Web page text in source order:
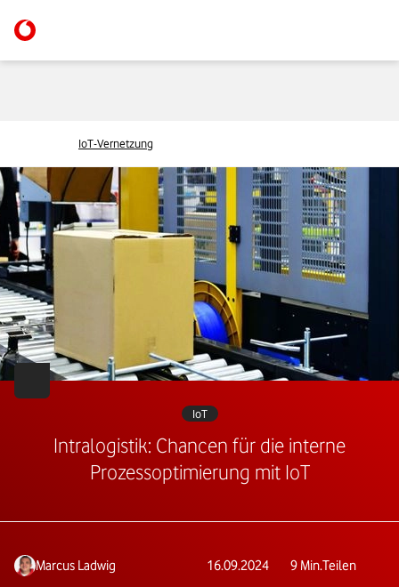
IoT-Vernetzung
IoT
Intralogistik: Chancen für die interne
Prozessoptimierung mit IoT
Marcus Ladwig 16.09.2024 9 Min.Teilen